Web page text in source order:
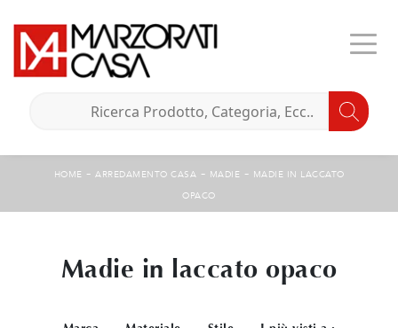
HOME - ARREDAMENTO CASA - MADIE - MADIE IN LACCATO
OPACO
Madie in laccato opaco